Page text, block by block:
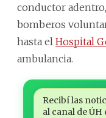
conductor
bomberos
hasta el Hospital
ambulancia.
Recibí las
al canal de ÚH